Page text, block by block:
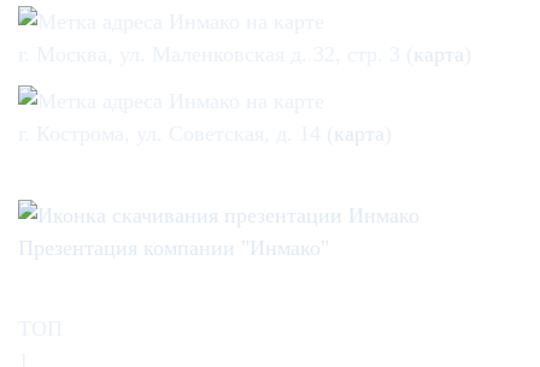
карта
карта
Презентация компании "Инмако"